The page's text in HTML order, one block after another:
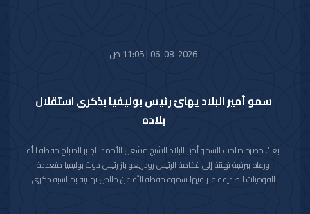
06-08-2026 | 11:05 ص
سمو أمير البلاد يهنئ رئيس بوليفيا بذكرى استقلال
بلاده
بعث حضرة صاحب السمو أمير البلاد الشيخ مشعل الأحمد الجابر الصباح حفظه الله
ورعاه ببرقية تهنئة إلى فخامة الرئيس رودريغو باز رئيس دولة بوليفيا متعددة
القوميات الصديقة عبر فيها سموه حفظه الله عن خالص تهانيه بمناسبة ذكرى